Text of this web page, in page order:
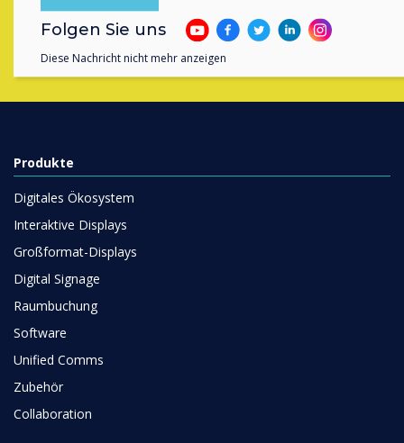
Füllen Sie dieses Formular aus
Produkte
Digitales Ökosystem
Interaktive Displays
Großformat-Displays
Digital Signage
Raumbuchung
Software
Unified Comms
Zubehör
Collaboration
Folgen Sie uns
Diese Nachricht nicht mehr anzeigen